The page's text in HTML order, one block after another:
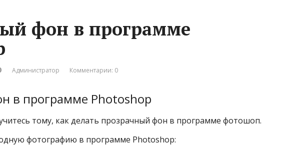
фон в программе
Администратор Комментарии: 0
в программе Photoshop
тому, как делать прозрачный фон в программе фотошоп.
фотографию в программе Photoshop: